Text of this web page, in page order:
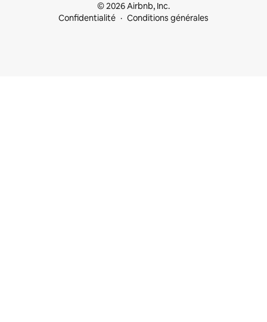
© 2026 Airbnb, Inc.
Confidentialité
Conditions générales